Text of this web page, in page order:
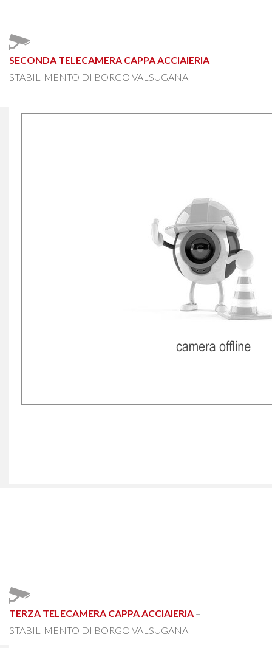
SECONDA TELECAMERA CAPPA ACCIAIERIA –
STABILIMENTO DI BORGO VALSUGANA
TERZA TELECAMERA CAPPA ACCIAIERIA –
STABILIMENTO DI BORGO VALSUGANA